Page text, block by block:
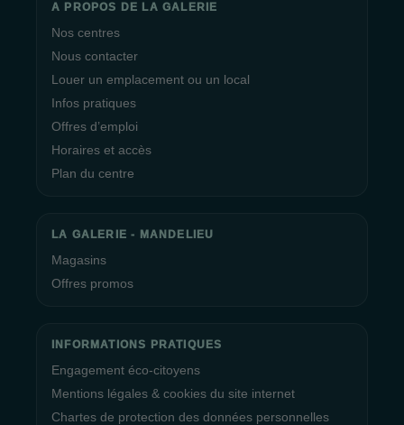
A PROPOS DE LA GALERIE
Nos centres
Nous contacter
Louer un emplacement ou un local
Infos pratiques
Offres d’emploi
Horaires et accès
Plan du centre
LA GALERIE - MANDELIEU
Magasins
Offres promos
INFORMATIONS PRATIQUES
Engagement éco-citoyens
Mentions légales & cookies du site internet
Chartes de protection des données personnelles